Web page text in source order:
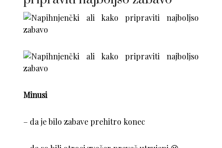
Minusi
– da je bilo zabave prehitro konec